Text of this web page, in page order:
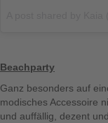
Beachparty
Ganz besonders auf
modisches Accessoire
und auffällig, dezent